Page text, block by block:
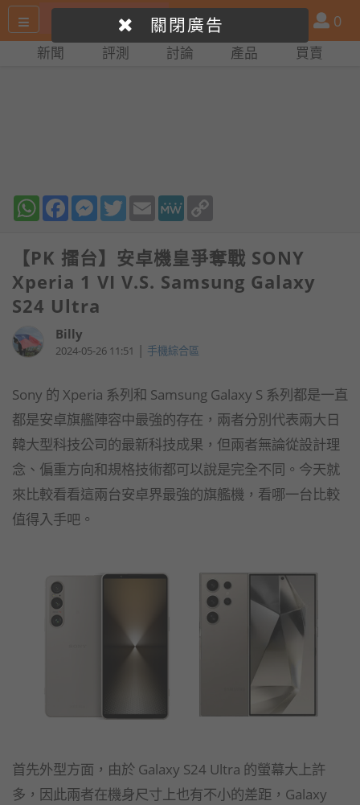
尋
產
品
比
會
員
0
新聞 評測 討論 產品 買賣
WhatsAppFacebookMessenger
TwitterEmail MeWe
【PK 擂台】安卓機皇爭奪戰 SONY
Xperia 1 VI V.S. Samsung Galaxy
S24 Ultra
Billy
2024-05-26 11:51 | 手機綜合區
Sony 的 Xperia 系列和 Samsung Galaxy S 系列都是一直
都是安卓旗艦陣容中最強的存在，兩者分別代表兩大日
韓大型科技公司的最新科技成果，但兩者無論從設計理
念、偏重方向和規格技術都可以說是完全不同。今天就
來比較看看這兩台安卓界最強的旗艦機，看哪一台比較
值得入手吧。
首先外型方面，由於 Galaxy S24 Ultra 的螢幕大上許
多，因此兩者在機身尺寸上也有不小的差距，Galaxy
關閉廣告